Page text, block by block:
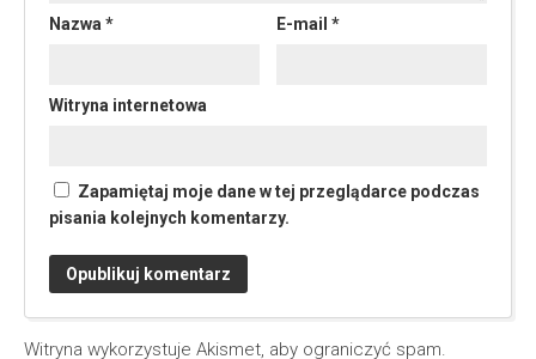
Nazwa * E-mail*
Witryna internetowa
Zapamiętaj moje dane w tej przeglądarce podczas
pisania kolejnych komentarzy.
Witryna wykorzystuje Akismet, aby ograniczyć spam.